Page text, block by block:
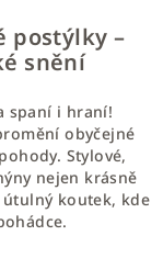
postýlky –
snění
spaní i hraní!
obyčejné
Stylové,
nejen krásně
koutek, kde